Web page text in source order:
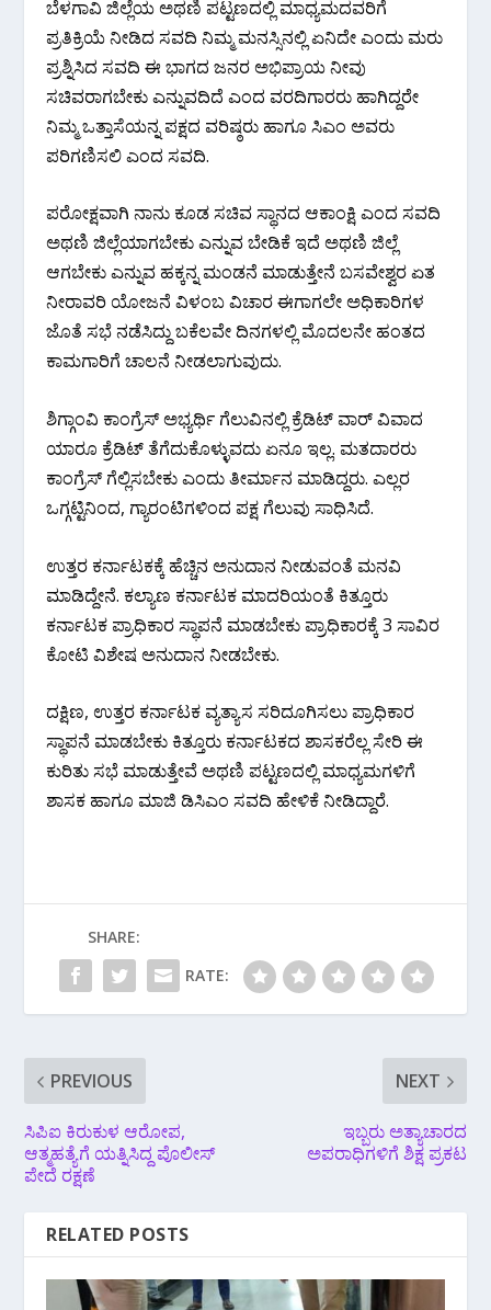
ಬೆಳಗಾವಿ ಜಿಲ್ಲೆಯ ಅಥಣಿ ಪಟ್ಟಣದಲ್ಲಿ ಮಾಧ್ಯಮದವರಿಗೆ
ಪ್ರತಿಕ್ರಿಯೆ ನೀಡಿದ ಸವದಿ ನಿಮ್ಮ ಮನಸ್ಸಿನಲ್ಲಿ ಏನಿದೇ ಎಂದು ಮರು
ಪ್ರಶ್ನಿಸಿದ ಸವದಿ ಈ‌ ಭಾಗದ ಜನರ ಅಭಿಪ್ರಾಯ ನೀವು
ಸಚಿವರಾಗಬೇಕು ಎನ್ನುವದಿದೆ ಎಂದ ವರದಿಗಾರರು ಹಾಗಿದ್ದರೇ
ನಿಮ್ಮ ಒತ್ತಾಸೆಯನ್ನ ಪಕ್ಷದ ವರಿಷ್ಠರು ಹಾಗೂ ಸಿಎಂ ಅವರು
ಪರಿಗಣಿಸಲಿ ಎಂದ ಸವದಿ.
ಪರೋಕ್ಷವಾಗಿ ನಾನು ಕೂಡ ಸಚಿವ ಸ್ಥಾನದ ಆಕಾಂಕ್ಷಿ ಎಂದ ಸವದಿ
ಅಥಣಿ ಜಿಲ್ಲೆಯಾಗಬೇಕು ಎನ್ನುವ ಬೇಡಿಕೆ ಇದೆ ಅಥಣಿ ಜಿಲ್ಲೆ
ಆಗಬೇಕು ಎನ್ನುವ ಹಕ್ಕನ್ನ ಮಂಡನೆ ಮಾಡುತ್ತೇನೆ ಬಸವೇಶ್ವರ ಏತ
ನೀರಾವರಿ ಯೋಜನೆ ವಿಳಂಬ ವಿಚಾರ ಈಗಾಗಲೇ ಅಧಿಕಾರಿಗಳ
ಜೊತೆ ಸಭೆ ನಡೆಸಿದ್ದು ಬಕೆಲವೇ ದಿನಗಳಲ್ಲಿ ಮೊದಲನೇ ಹಂತದ
ಕಾಮಗಾರಿಗೆ ಚಾಲನೆ ನೀಡಲಾಗುವುದು.
ಶಿಗ್ಗಾಂವಿ ಕಾಂಗ್ರೆಸ್ ಅಭ್ಯರ್ಥಿ ಗೆಲುವಿನಲ್ಲಿ ಕ್ರೆಡಿಟ್ ವಾರ್ ವಿವಾದ
ಯಾರೂ ಕ್ರೆಡಿಟ್ ತೆಗೆದುಕೊಳ್ಳುವದು ಏನೂ ಇಲ್ಲ. ಮತದಾರರು
ಕಾಂಗ್ರೆಸ್ ಗೆಲ್ಲಿಸಬೇಕು ಎಂದು ತೀರ್ಮಾನ ಮಾಡಿದ್ದರು. ಎಲ್ಲರ
ಒಗ್ಗಟ್ಟಿನಿಂದ, ಗ್ಯಾರಂಟಿಗಳಿಂದ ಪಕ್ಷ ಗೆಲುವು ಸಾಧಿಸಿದೆ.
ಉತ್ತರ ಕರ್ನಾಟಕಕ್ಕೆ ಹೆಚ್ಚಿನ ಅನುದಾನ ನೀಡುವಂತೆ ಮನವಿ
ಮಾಡಿದ್ದೇನೆ. ಕಲ್ಯಾಣ ಕರ್ನಾಟಕ ಮಾದರಿಯಂತೆ ಕಿತ್ತೂರು
ಕರ್ನಾಟಕ ಪ್ರಾಧಿಕಾರ ಸ್ಥಾಪನೆ ಮಾಡಬೇಕು ಪ್ರಾಧಿಕಾರಕ್ಕೆ 3 ಸಾವಿರ
ಕೋಟಿ ವಿಶೇಷ ಅನುದಾನ ನೀಡಬೇಕು.
ದಕ್ಷಿಣ, ಉತ್ತರ ಕರ್ನಾಟಕ ವ್ಯತ್ಯಾಸ ಸರಿದೂಗಿಸಲು ಪ್ರಾಧಿಕಾರ
ಸ್ಥಾಪನೆ‌ ಮಾಡಬೇಕು ಕಿತ್ತೂರು ಕರ್ನಾಟಕದ ಶಾಸಕರೆಲ್ಲ ಸೇರಿ ಈ
ಕುರಿತು ಸಭೆ ಮಾಡುತ್ತೇವೆ ಅಥಣಿ ಪಟ್ಟಣದಲ್ಲಿ ಮಾಧ್ಯಮಗಳಿಗೆ
ಶಾಸಕ ಹಾಗೂ‌ ಮಾಜಿ ಡಿಸಿಎಂ ಸವದಿ ಹೇಳಿಕೆ ನೀಡಿದ್ದಾರೆ.
SHARE:
RATE:
PREVIOUS
ಸಿಪಿಐ ಕಿರುಕುಳ ಆರೋಪ,
ಆತ್ಮಹತ್ಯೆಗೆ ಯತ್ನಿಸಿದ್ದ ಪೊಲೀಸ್
ಪೇದೆ ರಕ್ಷಣೆ
NEXT
ಇಬ್ಬರು ಅತ್ಯಾಚಾರದ
ಅಪರಾಧಿಗಳಿಗೆ ಶಿಕ್ಷ ಪ್ರಕಟ
RELATED POSTS